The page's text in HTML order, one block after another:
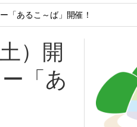
「あるこ～ば」開催！
（土）開催！
）開
「あ